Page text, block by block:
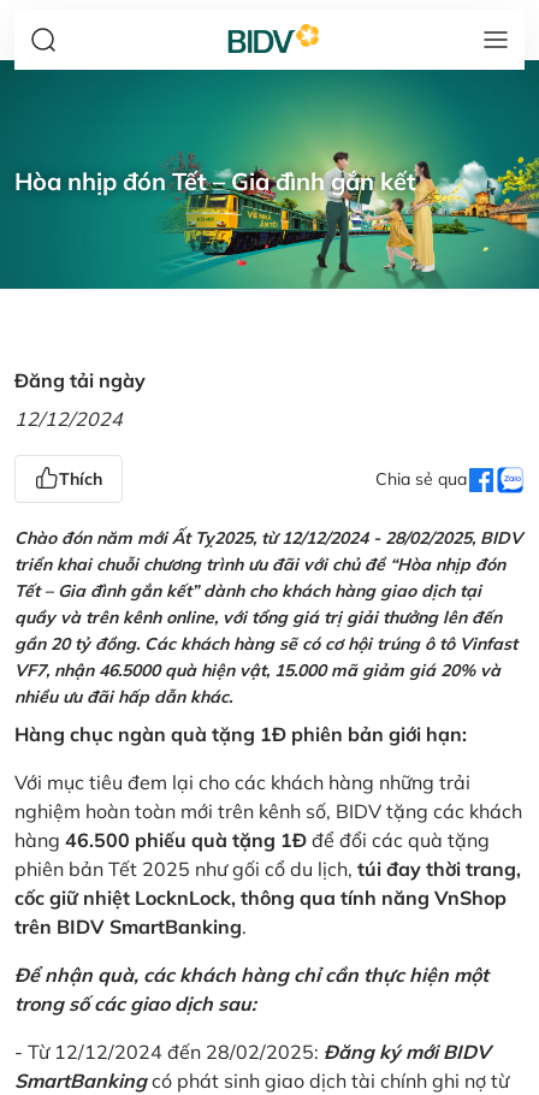
Hòa nhịp đón Tết – Gia đình gắn kết
Đăng tải ngày
12/12/2024
Thích Chia sẻ qua
Chào đón năm mới Ất Tỵ2025, từ 12/12/2024 - 28/02/2025, BIDV
triển khai chuỗi chương trình ưu đãi với chủ đề “Hòa nhịp đón
Tết – Gia đình gắn kết” dành cho khách hàng giao dịch tại
quầy và trên kênh online, với tổng giá trị giải thưởng lên đến
gần 20 tỷ đồng. Các khách hàng sẽ có cơ hội trúng ô tô Vinfast
VF7, nhận 46.5000 quà hiện vật, 15.000 mã giảm giá 20% và
nhiều ưu đãi hấp dẫn khác.
Hàng chục ngàn quà tặng 1Đ phiên bản giới hạn:
Với mục tiêu đem lại cho các khách hàng những trải
nghiệm hoàn toàn mới trên kênh số, BIDV tặng các khách
hàng 46.500 phiếu quà tặng 1Đ để đổi các quà tặng
phiên bản Tết 2025 như gối cổ du lịch, túi đay thời trang,
cốc giữ nhiệt LocknLock, thông qua tính năng VnShop
trên BIDV SmartBanking.
Để nhận quà, các khách hàng chỉ cần thực hiện một
trong số các giao dịch sau:
- Từ 12/12/2024 đến 28/02/2025: Đăng ký mới BIDV
SmartBankingcó phát sinh giao dịch tài chính ghi nợ từ